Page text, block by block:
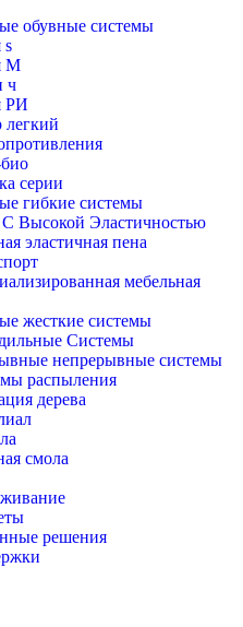
обувные системы
s
M
ч
РИ
легкий
серии
гибкие системы
Высокой Эластичностью
эластичная пена
мебельная
жесткие системы
Системы
непрерывные системы
распыления
дерева
смола
решения